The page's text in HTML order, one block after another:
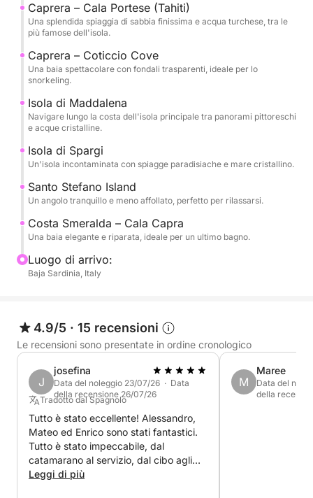
Il tour prosegue verso La Maddalena e l'isola di
Spargi, dove la natura rimane intatta e le spiagge
offrono panorami mozzafiato. Durante la giornata
sono previste diverse soste per nuotare e rilassarsi a
bordo, godendosi il sole e il mare turchese. Nel
pomeriggio, si rientra in Costa Smeralda, navigando
lungo eleganti e suggestivi tratti di costa fino a
l'isola di Santo Stefano, perfette per un'ultima sosta
Un'esperienza completa che unisce le acque più
belle dell'arcipelago all'eleganza della Costa
Smeralda, ideale per chi desidera trascorrere una
giornata indimenticabile in barca.
Caprera – Cala Portese (Tahiti)
Una splendida spiaggia di sabbia finissima e acqua turchese, tra le
più famose dell'isola.
Caprera – Coticcio Cove
Una baia spettacolare con fondali trasparenti, ideale per lo
snorkeling.
Isola di Maddalena
Navigare lungo la costa dell'isola principale tra panorami pittoreschi
e acque cristalline.
Isola di Spargi
Un'isola incontaminata con spiagge paradisiache e mare cristallino.
Santo Stefano Island
Un angolo tranquillo e meno affollato, perfetto per rilassarsi.
Costa Smeralda – Cala Capra
Una baia elegante e riparata, ideale per un ultimo bagno.
Luogo di arrivo:
Baja Sardinia, Italy
4.9/5 · 15 recensioni
Le recensioni sono presentate in ordine cronologico
J
josefina
Data del noleggio 23/07/26 · Data
della recensione 26/07/26
Tradotto dal Spagnolo
Tutto è stato eccellente! Alessandro,
Mateo ed Enrico sono stati fantastici.
Tutto è stato impeccabile, dal
catamarano al servizio, dal cibo agli
ottimi chef! L'unica cosa che
Leggi di più
M
Maree
Data del
della